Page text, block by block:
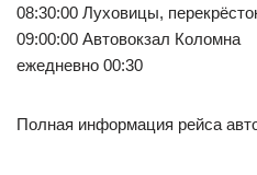
08:30:00 Луховицы,
09:00:00 Автовокзал Коломна
ежедневно 00:30
Полная информация рейса